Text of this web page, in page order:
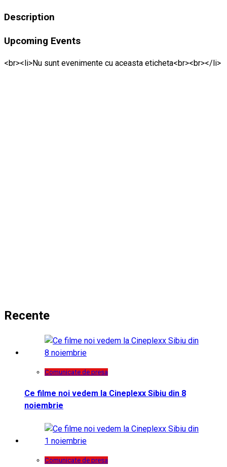
Description
Upcoming Events
<br><li>Nu sunt evenimente cu aceasta eticheta<br><br></li>
Recente
Comunicate de presa
Ce filme noi vedem la Cineplexx Sibiu din 8
noiembrie
Comunicate de presa